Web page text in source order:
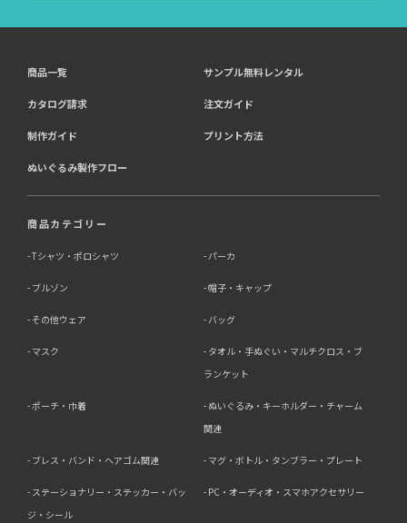
商品一覧 サンプル無料レンタル
カタログ請求 注文ガイド
制作ガイド プリント方法
ぬいぐるみ製作フロー
商品カテゴリー
Tシャツ・ポロシャツ パーカ
ブルゾン 帽子・キャップ
その他ウェア バッグ
マスク
タオル・手ぬぐい・マルチクロス・ブ
ランケット
ポーチ・巾着
ぬいぐるみ・キーホルダー・チャーム
関連
ブレス・バンド・ヘアゴム関連 マグ・ボトル・タンブラー・プレート
ステーショナリー・ステッカー・バッ
ジ・シール
PC・オーディオ・スマホアクセサリー